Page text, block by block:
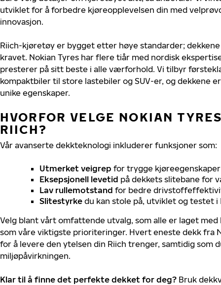
utviklet for å forbedre kjøreopplevelsen din med
innovasjon.
Riich-kjøretøy er bygget etter høye standarder;
kravet. Nokian Tyres har flere tiår med nordisk
presterer på sitt beste i alle værforhold. Vi tilbyr
kompaktbiler til store lastebiler og SUV-er, og dekkene
unike egenskaper.
HVORFOR VELGE NOKIAN
RIICH?
Vår avanserte dekkteknologi inkluderer funksjoner som:
Utmerket veigrep for trygge
Eksepsjonell levetid på dekkets slitebane for
Lav rullemotstand for bedre
Slitestyrke du kan stole på, utviklet og testet i
Velg blant vårt omfattende utvalg, som alle er laget
som våre viktigste prioriteringer. Hvert eneste dekk fra
for å levere den ytelsen din Riich trenger, samtidig som
miljøpåvirkningen.
Klar til å finne det perfekte dekket for deg? Bruk